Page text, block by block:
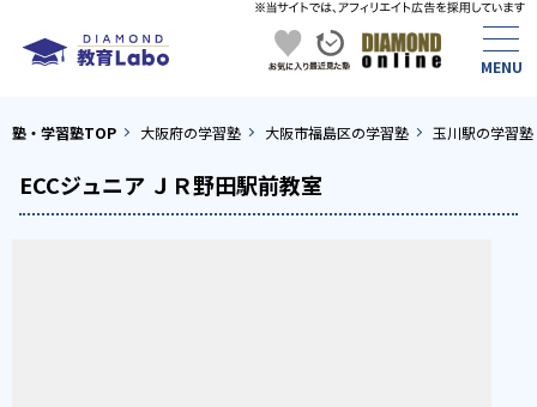
塾・学習塾TOP 大阪府の学習塾 大阪市福島区の学習塾 玉川駅の学習塾
ECCジュニア ＪＲ野田駅前教室